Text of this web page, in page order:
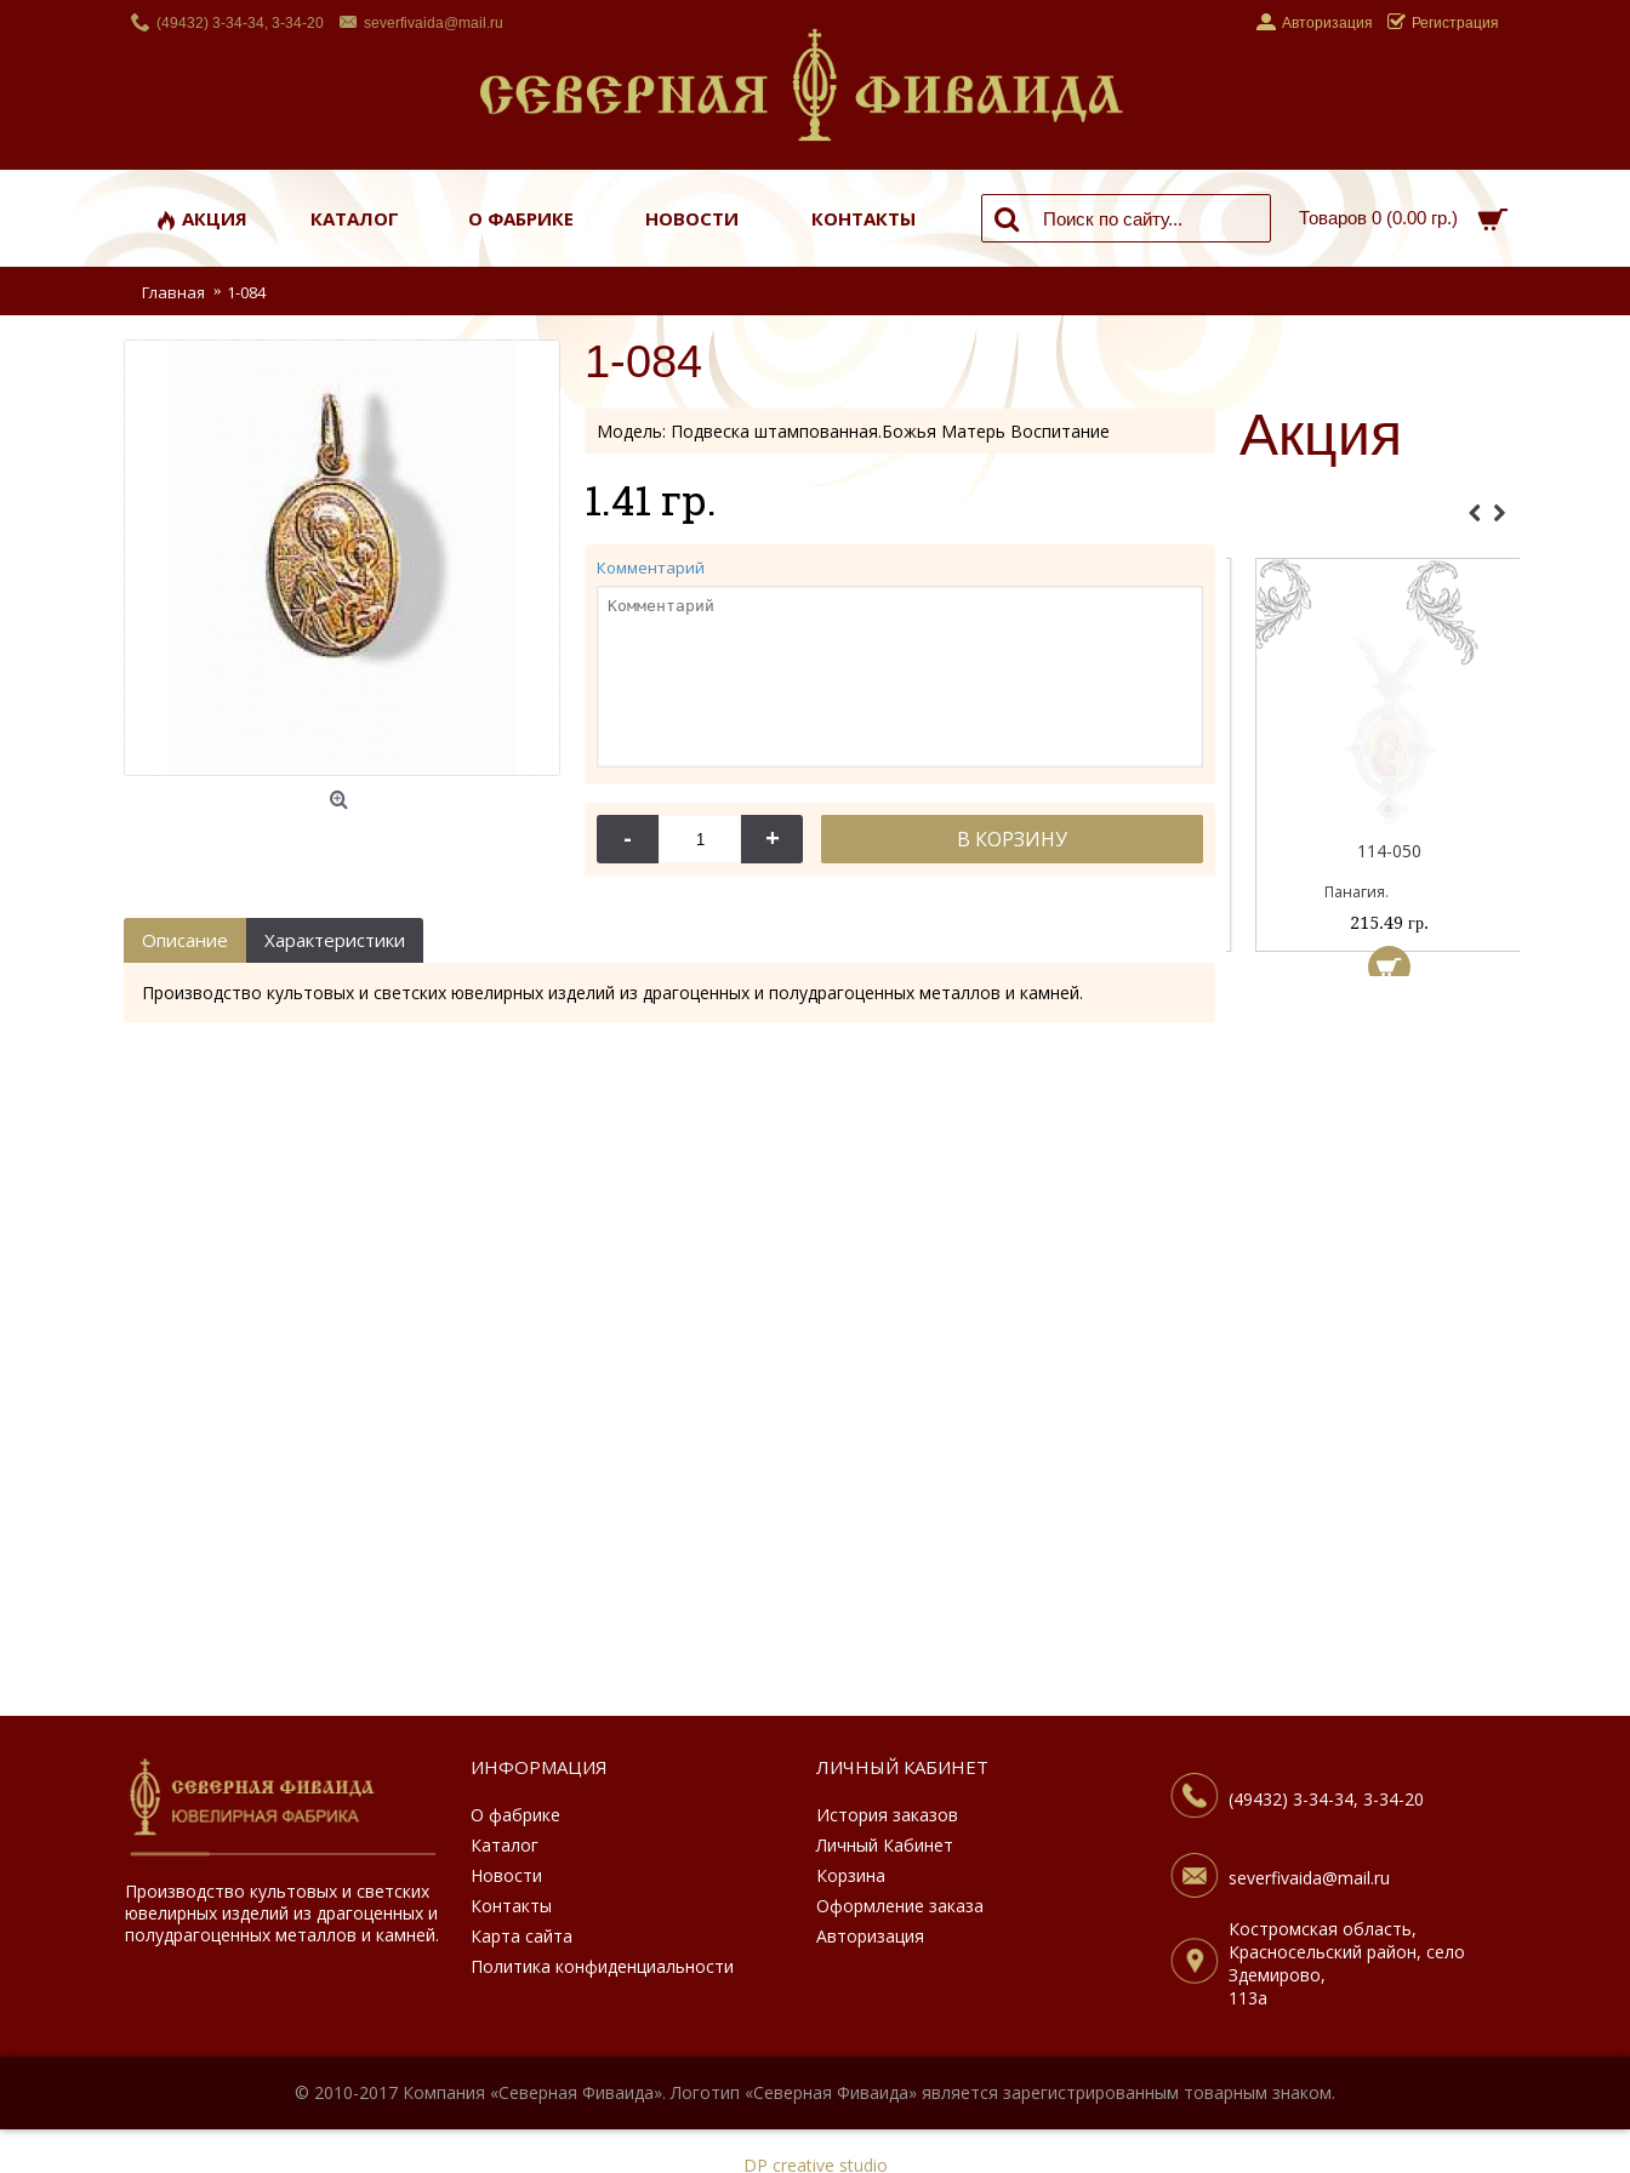
(49432) 3-34-34, 3-34-20 severfivaida@mail.ru Авторизация Регистрация
АКЦИЯ КАТАЛОГ О ФАБРИКЕ НОВОСТИ КОНТАКТЫ Товаров 0 (0.00 гр.)
Главная 1-084
Акция
114-044 114-044А 114-050
Панагия.
215.49 гр.
1-084
Модель: Подвеска штампованная.Божья Матерь Воспитание
1.41 гр.
Комментарий
- + В КОРЗИНУ
Описание Характеристики
Производство культовых и светских ювелирных изделий из драгоценных и полудрагоценных металлов и камней.
Производство культовых и светских
ювелирных изделий из драгоценных и
полудрагоценных металлов и камней.
ИНФОРМАЦИЯ
О фабрике
Каталог
Новости
Контакты
Карта сайта
Политика конфиденциальности
ЛИЧНЫЙ КАБИНЕТ
История заказов
Личный Кабинет
Корзина
Оформление заказа
Авторизация
(49432) 3-34-34, 3-34-20
severfivaida@mail.ru
Костромская область,
Красносельский район, село
Здемирово,
113а
© 2010-2017 Компания «Северная Фиваида». Логотип «Северная Фиваида» является зарегистрированным товарным знаком.
DP creative studio